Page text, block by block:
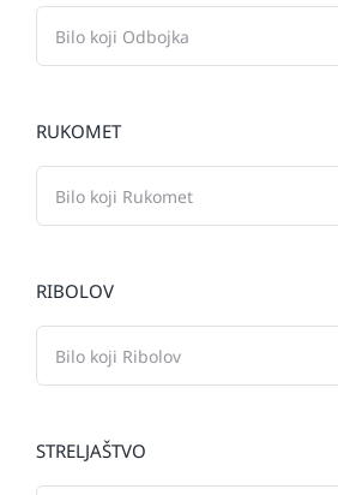
RUKOMET
RIBOLOV
STRELJAŠTVO